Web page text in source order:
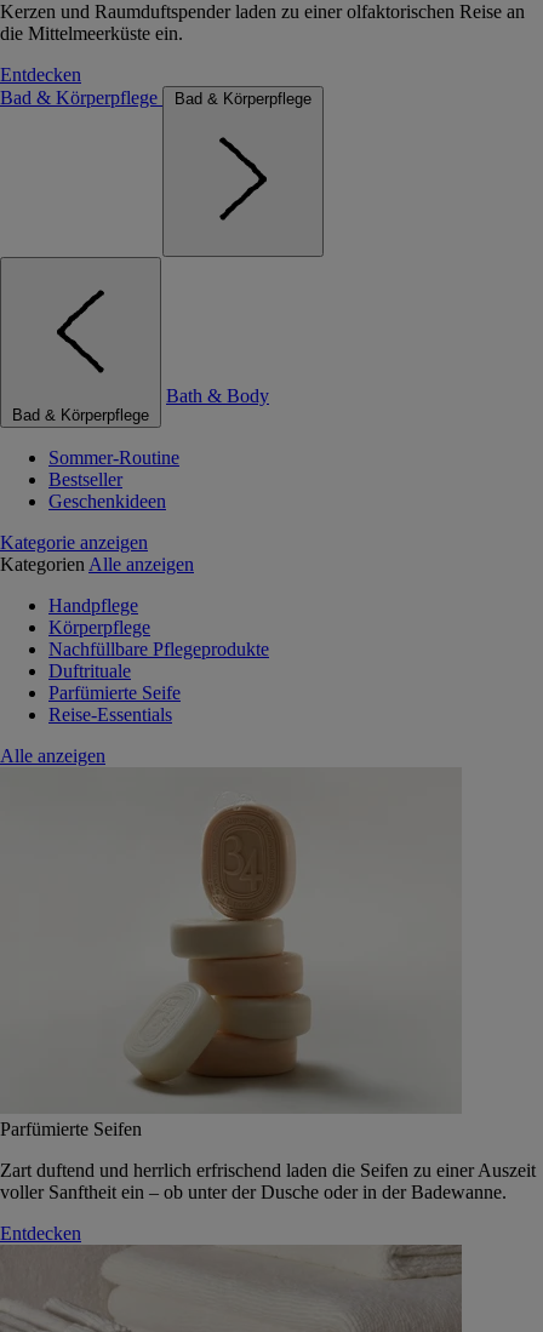
Kerzen und Raumduftspender laden zu einer olfaktorischen Reise an
die Mittelmeerküste ein.
Entdecken
Bad & Körperpflege
Bad & Körperpflege
Bad & Körperpflege
Bath & Body
Sommer-Routine
Bestseller
Geschenkideen
Kategorie anzeigen
Kategorien Alle anzeigen
Handpflege
Körperpflege
Nachfüllbare Pflegeprodukte
Duftrituale
Parfümierte Seife
Reise-Essentials
Alle anzeigen
Parfümierte Seifen
Zart duftend und herrlich erfrischend laden die Seifen zu einer Auszeit
voller Sanftheit ein – ob unter der Dusche oder in der Badewanne.
Entdecken